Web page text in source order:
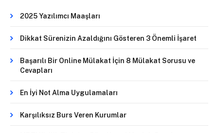
2025 Yazılımcı Maaşları
Dikkat Sürenizin Azaldığını Gösteren 3 Önemli İşaret
Başarılı Bir Online Mülakat İçin 8 Mülakat Sorusu ve
Cevapları
En İyi Not Alma Uygulamaları
Karşılıksız Burs Veren Kurumlar